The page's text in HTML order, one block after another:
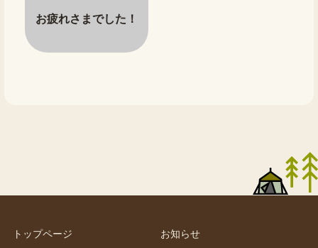
お疲れさまでした！
トップページ お知らせ